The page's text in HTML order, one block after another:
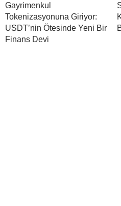
Gayrimenkul
Tokenizasyonuna Giriyor:
USDT’nin Ötesinde Yeni Bir
Finans Devi